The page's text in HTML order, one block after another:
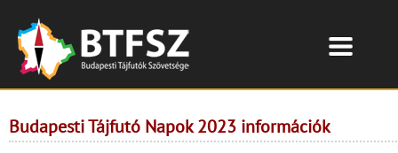
Budapesti Tájfutó Napok 2023 információk